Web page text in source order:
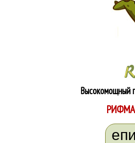
Высокомощный